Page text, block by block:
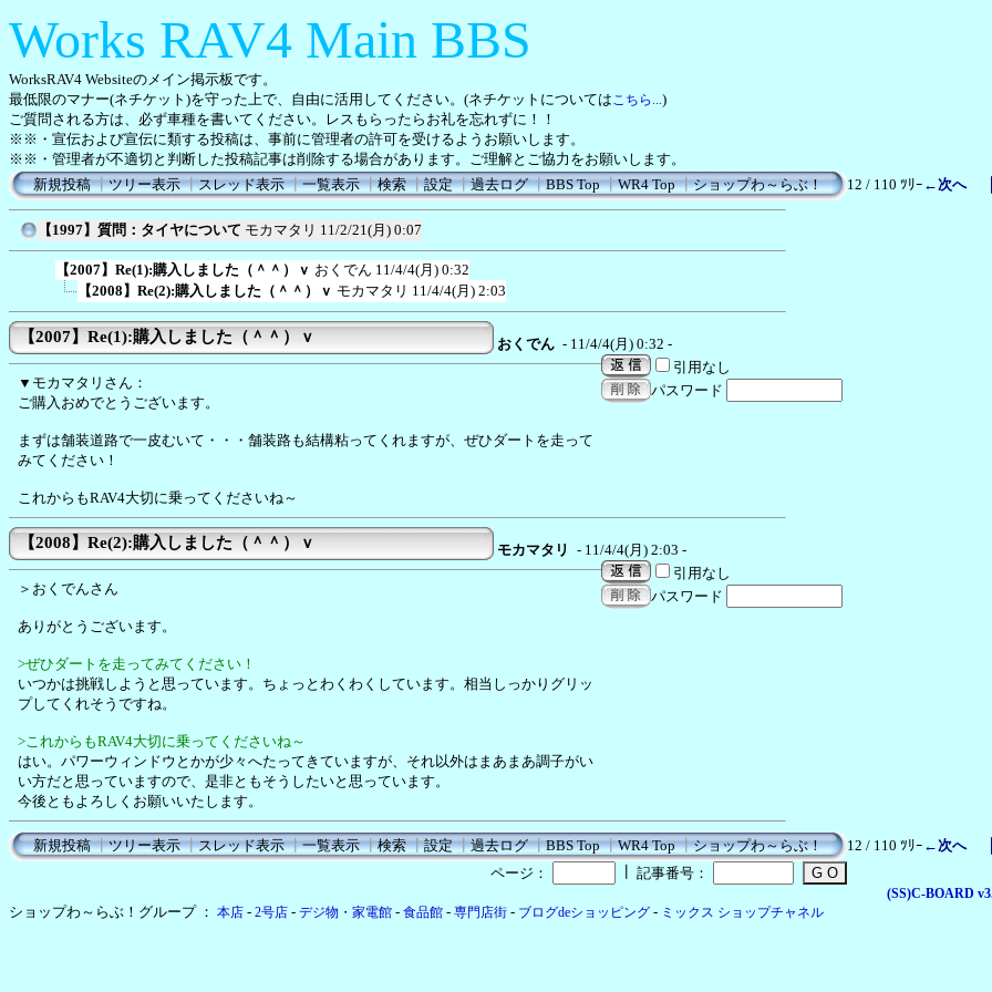
Works RAV4 Main BBS
WorksRAV4 Websiteのメイン掲示板です。
最低限のマナー(ネチケット)を守った上で、自由に活用してください。(ネチケットについてはこちら...)
ご質問される方は、必ず車種を書いてください。レスもらったらお礼を忘れずに！！
※※・宣伝および宣伝に類する投稿は、事前に管理者の許可を受けるようお願いします。
※※・管理者が不適切と判断した投稿記事は削除する場合があります。ご理解とご協力をお願いします。
新規投稿┃ツリー表示┃スレッド表示┃一覧表示┃検索┃設定┃過去ログ┃BBS Top┃WR4 Top┃ショップわ～らぶ！ 12 / 110 ﾂﾘｰ ←次へ
【1997】質問：タイヤについて モカマタリ 11/2/21(月) 0:07
【2007】Re(1):購入しました（＾＾）ｖ おくでん 11/4/4(月) 0:32
【2008】Re(2):購入しました（＾＾）ｖ モカマタリ 11/4/4(月) 2:03
【2007】Re(1):購入しました（＾＾）ｖ おくでん - 11/4/4(月) 0:32 -
引用なし
パスワード
▼モカマタリさん：
ご購入おめでとうございます。
まずは舗装道路で一皮むいて・・・舗装路も結構粘ってくれますが、ぜひダートを走って
みてください！
これからもRAV4大切に乗ってくださいね～
【2008】Re(2):購入しました（＾＾）ｖ モカマタリ - 11/4/4(月) 2:03 -
引用なし
パスワード
＞おくでんさん
ありがとうございます。
>ぜひダートを走ってみてください！
いつかは挑戦しようと思っています。ちょっとわくわくしています。相当しっかりグリッ
プしてくれそうですね。
>これからもRAV4大切に乗ってくださいね～
はい。パワーウィンドウとかが少々へたってきていますが、それ以外はまあまあ調子がい
い方だと思っていますので、是非ともそうしたいと思っています。
今後ともよろしくお願いいたします。
新規投稿┃ツリー表示┃スレッド表示┃一覧表示┃検索┃設定┃過去ログ┃BBS Top┃WR4 Top┃ショップわ～らぶ！ 12 / 110 ﾂﾘｰ ←次へ
ページ：
記事番号：
(SS)C-BOARD
ショップわ～らぶ！グループ ： 本店 - 2号店 - デジ物・家電館 - 食品館 - 専門店街 - ブログdeショッピング - ミックス ショップチャネル